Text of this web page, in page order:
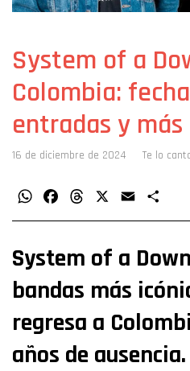
System of a
Colombia:
entradas y más
16 de diciembre de 2024 Te lo
WhatsAppFacebookThreads Email
System of a
bandas más
regresa a
años de ausencia.